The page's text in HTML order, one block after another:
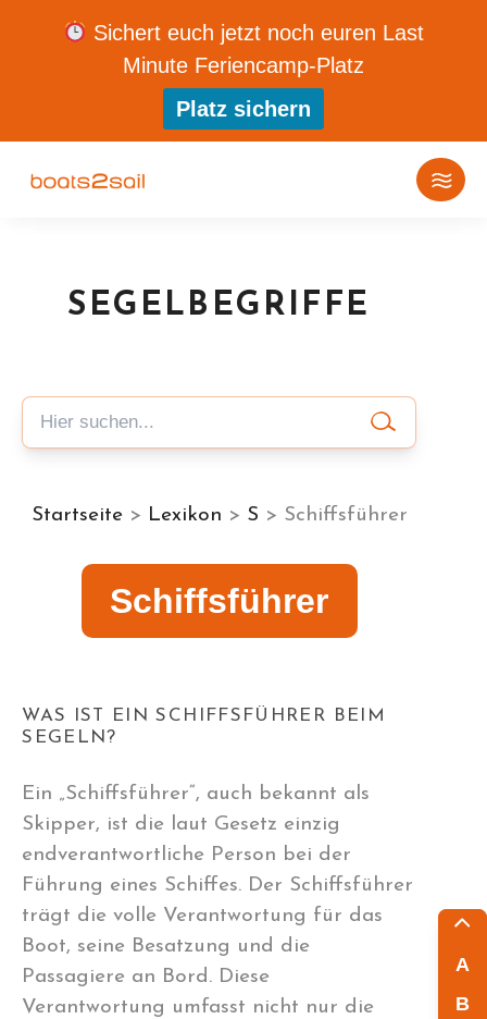
A
B
SEGELBEGRIFFE
Startseite> Lexikon > S > Schiffsführer
Schiffsführer
WAS IST EIN SCHIFFSFÜHRER BEIM
SEGELN?
Ein „Schiffsführer“, auch bekannt als
Skipper, ist die laut Gesetz einzig
endverantwortliche Person bei der
Führung eines Schiffes. Der Schiffsführer
trägt die volle Verantwortung für das
Boot, seine Besatzung und die
Passagiere an Bord. Diese
Verantwortung umfasst nicht nur die
Sichert euch jetzt noch euren Last
Minute Feriencamp-Platz
Platz sichern